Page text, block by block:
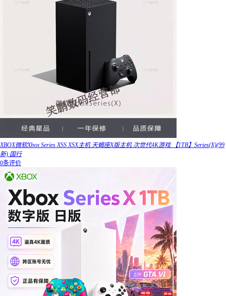
XBOX微软Xbox Series XSS XSX主机 天蝎座X版主机 次世代4K游戏 【1TB】Series(X)(99
新) 国行
0条评价